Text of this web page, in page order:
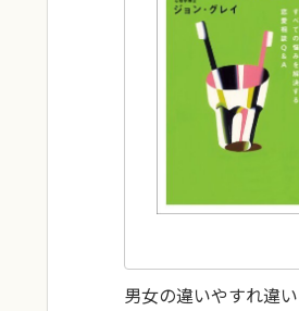
男女の違いやすれ違